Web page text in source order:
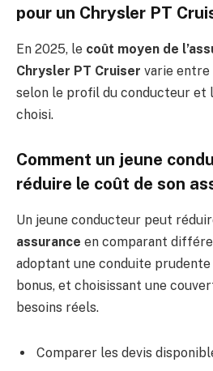
pour un Chrysler PT
En 2025, le coût moyen de
Chrysler PT Cruiser varie entre
selon le profil du conducteur et
choisi.
Comment un jeune
réduire le coût de son
Un jeune conducteur peut
assurance en comparant
adoptant une conduite prudente
bonus, et choisissant une
besoins réels.
Comparer les devis